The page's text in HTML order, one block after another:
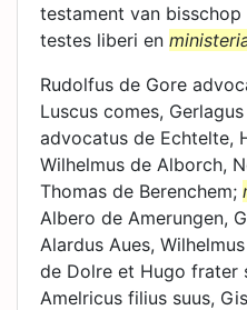
testament van
testes liberi en
Rudolfus de Gore
Luscus comes,
advocatus de Echtelte,
Wilhelmus de Alborch,
Thomas de Berenchem;
Albero de Amerungen,
Alardus Aues,
de Dolre et Hugo frater
Amelricus filius suus,